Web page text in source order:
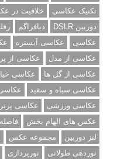
تکنیک عکاسی
خلاقیت در
دوربین DSLR
دیافراگم
عکاسی
عکاسی آبستره
عکاسی از مدل
عکاسی از
عکاسی از گل ها
عکاسی
عکاسی سیاه و سفید
عکاسی ورزشی
عکاسی
عکس های الهام بخش
لنز دوربین
مجموعه عکس
نوردهی طولانی
نورپردازی